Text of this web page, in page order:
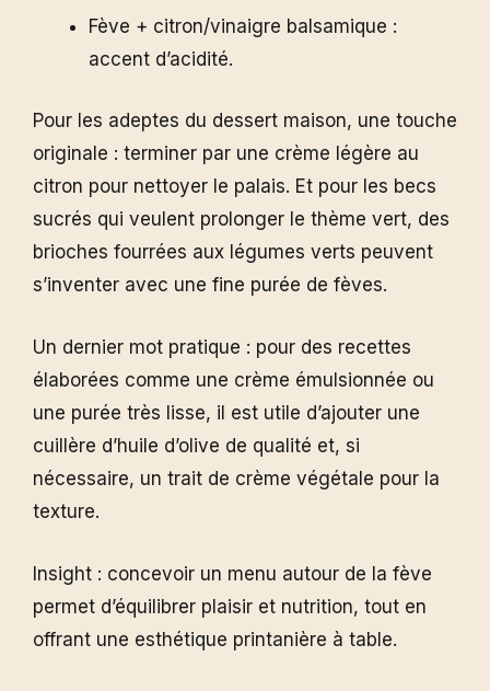
Fève + citron/vinaigre balsamique :
accent d’acidité.
Pour les adeptes du dessert maison, une touche
originale : terminer par une crème légère au
citron pour nettoyer le palais. Et pour les becs
sucrés qui veulent prolonger le thème vert, des
brioches fourrées aux légumes verts peuvent
s’inventer avec une fine purée de fèves.
Un dernier mot pratique : pour des recettes
élaborées comme une crème émulsionnée ou
une purée très lisse, il est utile d’ajouter une
cuillère d’huile d’olive de qualité et, si
nécessaire, un trait de crème végétale pour la
texture.
Insight : concevoir un menu autour de la fève
permet d’équilibrer plaisir et nutrition, tout en
offrant une esthétique printanière à table.